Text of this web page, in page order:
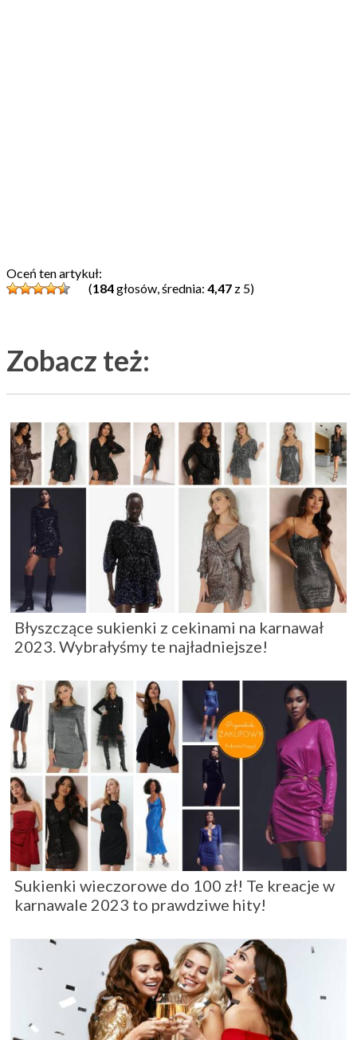
Oceń ten artykuł:
(184głosów, średnia: 4,47 z 5)
Zobacz też:
Błyszczące sukienki z cekinami na karnawał
2023. Wybrałyśmy te najładniejsze!
Sukienki wieczorowe do 100 zł! Te kreacje w
karnawale 2023 to prawdziwe hity!